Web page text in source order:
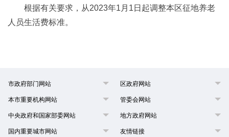
根据有关要求，从2023年1月1日起调整本区征地养老
人员生活费标准。
市政府部门网站 区政府网站
本市重要机构网站 管委会网站
中央政府和国家部委网站 地方政府网站
国内重要城市网站 友情链接